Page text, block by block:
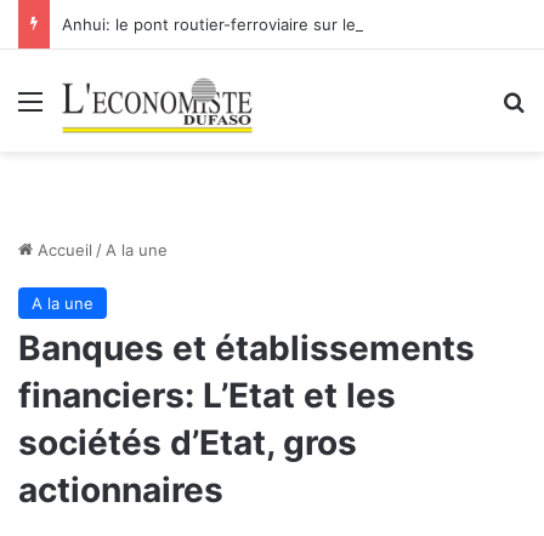
Menu
Accueil / A la une
A la une
Banques et établissements
financiers: L’Etat et les
sociétés d’Etat, gros
actionnaires